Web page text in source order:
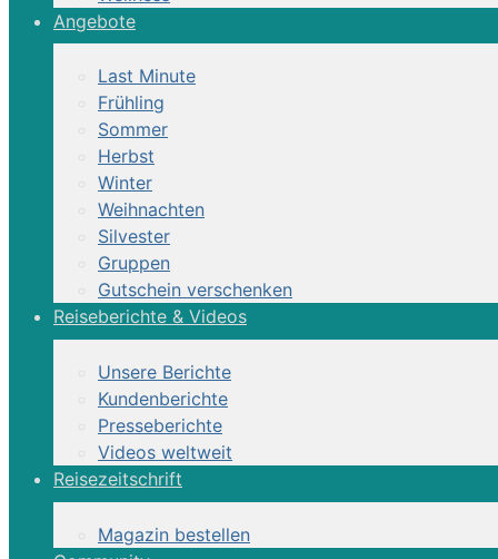
Angebote
Last Minute
Frühling
Sommer
Herbst
Winter
Weihnachten
Silvester
Gruppen
Gutschein verschenken
Reiseberichte & Videos
Unsere Berichte
Kundenberichte
Presseberichte
Videos weltweit
Reisezeitschrift
Magazin bestellen
Distanz-Reitwoche | Marokko
Distanzreitwoche für Neulinge mit 40km
Distanz-Reitwoche, 8 Tage, DZ, VP
Sattel:Englisch